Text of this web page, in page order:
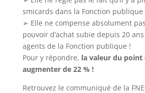
smicards dans la Fonction publique
➢ Elle ne compense absolument
pouvoir d’achat subie depuis 20
agents de la Fonction publique !
Pour y répondre, la valeur du point
augmenter de 22 % !
Retrouvez le communiqué de la